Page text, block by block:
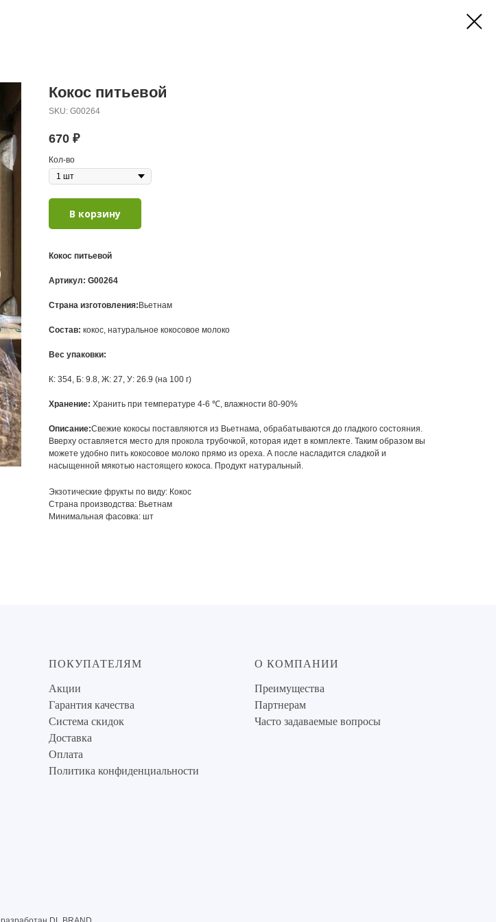
Кокос питьевой
SKU: G00264
670 ₽
Кол-во
В корзину
Кокос питьевой
Артикул: G00264
Страна изготовления: Вьетнам
Состав: кокос, натуральное кокосовое молоко
Вес упаковки:
К: 354, Б: 9.8, Ж: 27, У: 26.9 (на 100 г)
Хранение: Хранить при температуре 4-6 ℃, влажности 80-90%
Описание:Свежие кокосы поставляются из Вьетнама, обрабатываются до гладкого состояния.
Вверху оставляется место для прокола трубочкой, которая идет в комплекте. Таким образом вы
можете удобно пить кокосовое молоко прямо из ореха. А после насладится сладкой и
насыщенной мякотью настоящего кокоса. Продукт натуральный.
Экзотические фрукты по виду: Кокос
Страна производства: Вьетнам
Минимальная фасовка: шт
ПОКУПАТЕЛЯМ
Акции
Гарантия качества
Система скидок
Доставка
Оплата
Политика конфиденциальности
О КОМПАНИИ
Преимущества
Партнерам
Часто задаваемые вопросы